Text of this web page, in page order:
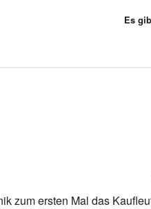
Es
zum ersten Mal das